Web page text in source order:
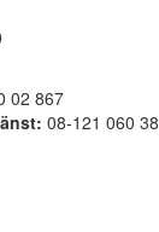
02 867
08-121 060 38